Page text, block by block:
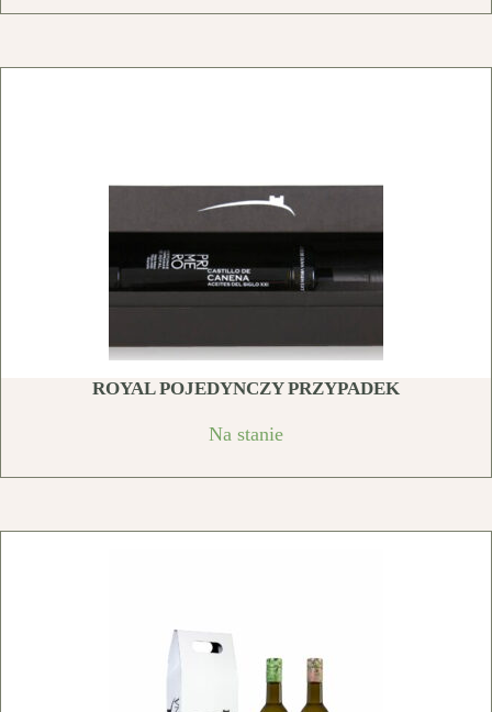
ROYAL POJEDYNCZY PRZYPADEK
Na stanie